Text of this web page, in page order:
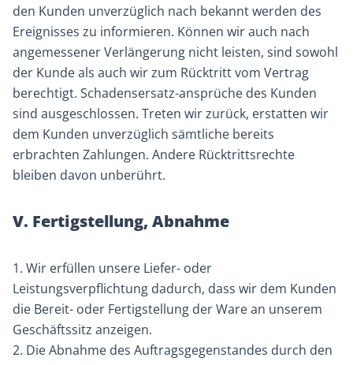
den Kunden unverzüglich nach bekannt werden des
Ereignisses zu informieren. Können wir auch nach
angemessener Verlängerung nicht leisten, sind sowohl
der Kunde als auch wir zum Rücktritt vom Vertrag
berechtigt. Schadensersatz-ansprüche des Kunden
sind ausgeschlossen. Treten wir zurück, erstatten wir
dem Kunden unverzüglich sämtliche bereits
erbrachten Zahlungen. Andere Rücktrittsrechte
bleiben davon unberührt.
V. Fertigstellung, Abnahme
1. Wir erfüllen unsere Liefer- oder
Leistungsverpflichtung dadurch, dass wir dem Kunden
die Bereit- oder Fertigstellung der Ware an unserem
Geschäftssitz anzeigen.
2. Die Abnahme des Auftragsgegenstandes durch den